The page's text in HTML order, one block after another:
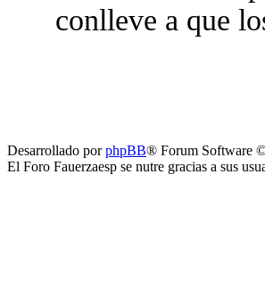
conlleve a que
Desarrollado porphpBB® Forum Software
El Foro Fauerzaesp se nutre gracias a sus